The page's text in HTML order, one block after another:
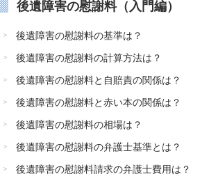
後遺障害の慰謝料（入門編）
後遺障害の慰謝料の基準は？
後遺障害の慰謝料の計算方法は？
後遺障害の慰謝料と自賠責の関係は？
後遺障害の慰謝料と赤い本の関係は？
後遺障害の慰謝料の相場は？
後遺障害の慰謝料の弁護士基準とは？
後遺障害の慰謝料請求の弁護士費用は？